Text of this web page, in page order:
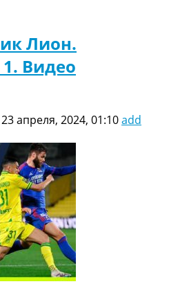
Лион.
Видео
23 апреля, 2024, 01:10add